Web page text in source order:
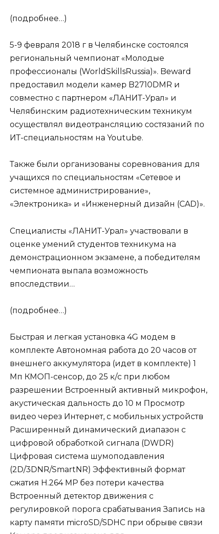
(подробнее…)
5-9 февраля 2018 г в Челябинске состоялся
региональный чемпионат «Молодые
профессионалы (WorldSkillsRussia)». Beward
предоставил модели камер B2710DMR и
совместно с партнером «ЛАНИТ-Урал» и
Челябинским радиотехническим техникум
осуществлял видеотрансляцию состязаний по
ИТ-специальностям на Youtube.
Также были организованы соревнования для
учащихся по специальностям «Сетевое и
системное администрирование»,
«Электроника» и «Инженерный дизайн (CAD)».
Специалисты «ЛАНИТ-Урал» участвовали в
оценке умений студентов техникума на
демонстрационном экзамене, а победителям
чемпионата выпала возможность
впоследствии…
(подробнее…)
Быстрая и легкая установка 4G модем в
комплекте Автономная работа до 20 часов от
внешнего аккумулятора (идет в комплекте) 1
Мп КМОП-сенсор, до 25 к/с при любом
разрешении Встроенный активный микрофон,
акустическая дальность до 10 м Просмотр
видео через Интернет, с мобильных устройств
Расширенный динамический диапазон с
цифровой обработкой сигнала (DWDR)
Цифровая система шумоподавления
(2D/3DNR/SmartNR) Эффективный формат
сжатия H.264 MP без потери качества
Встроенный детектор движения с
регулировкой порога срабатывания Запись на
карту памяти microSD/SDHC при обрыве связи